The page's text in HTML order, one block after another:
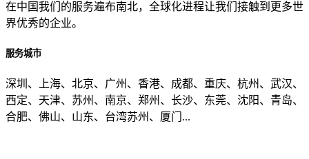
在中国我们的服务遍布南北，全球化进程让我们接触到更多世
界优秀的企业。
服务城市
深圳、上海、北京、广州、香港、成都、重庆、杭州、武汉、
西定、天津、苏州、南京、郑州、长沙、东莞、沈阳、青岛、
合肥、佛山、山东、台湾苏州、厦门...